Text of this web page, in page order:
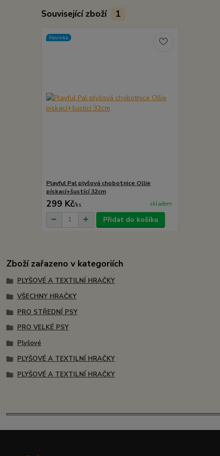
Související zboží 1
Novinka
Playful Pal plyšová chobotnice Ollie
pískací+šustící 32cm
299 Kč/ks skladem
Přidat do košíku
Zboží zařazeno v kategoriích
PLYŠOVÉ A TEXTILNÍ HRAČKY
VŠECHNY HRAČKY
PRO STŘEDNÍ PSY
PRO VELKÉ PSY
Plyšové
PLYŠOVÉ A TEXTILNÍ HRAČKY
PLYŠOVÉ A TEXTILNÍ HRAČKY